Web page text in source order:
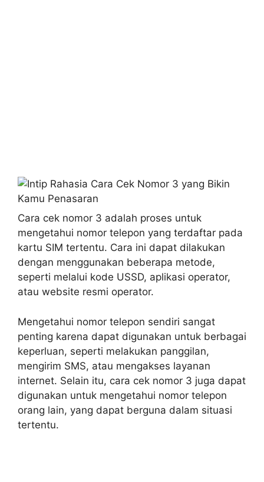
Cara cek nomor 3 adalah proses untuk
mengetahui nomor telepon yang terdaftar pada
kartu SIM tertentu. Cara ini dapat dilakukan
dengan menggunakan beberapa metode,
seperti melalui kode USSD, aplikasi operator,
atau website resmi operator.
Mengetahui nomor telepon sendiri sangat
penting karena dapat digunakan untuk berbagai
keperluan, seperti melakukan panggilan,
mengirim SMS, atau mengakses layanan
internet. Selain itu, cara cek nomor 3 juga dapat
digunakan untuk mengetahui nomor telepon
orang lain, yang dapat berguna dalam situasi
tertentu.